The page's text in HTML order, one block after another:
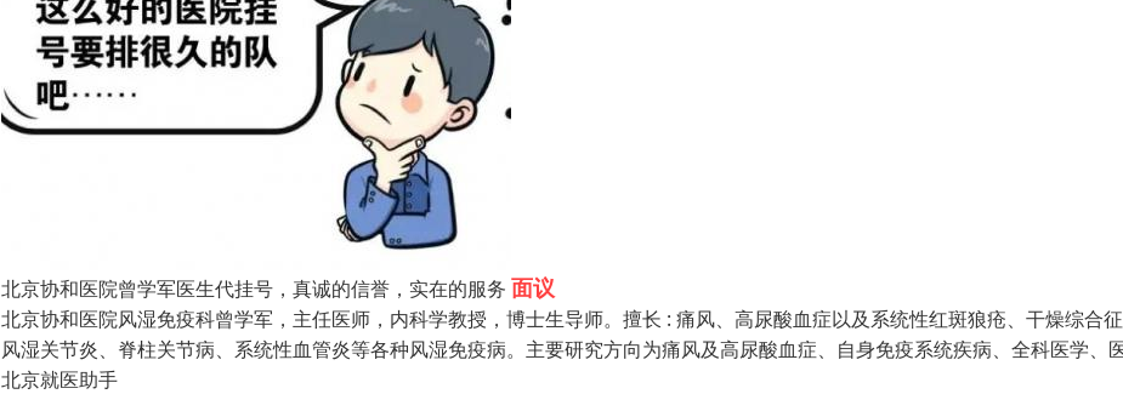
北京协和医院曾学军医生代挂号，真诚的信誉，实在的服务 面议
北京协和医院风湿免疫科曾学军，主任医师，内科学教授，博士生导师。擅长 : 痛风、高尿酸血症以及系统性红斑狼疮、干燥综合
风湿关节炎、脊柱关节病、系统性血管炎等各种风湿免疫病。主要研究方向为痛风及高尿酸血症、自身免疫系统疾病、全科医学、
北京就医助手